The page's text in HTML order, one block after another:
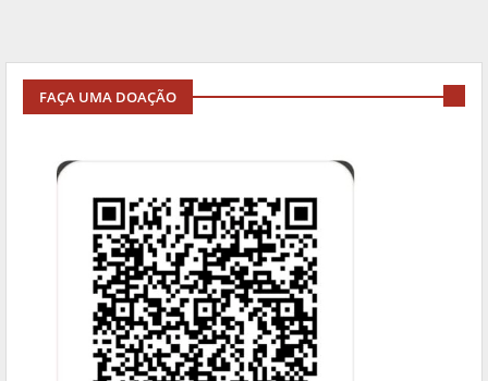
FAÇA UMA DOAÇÃO